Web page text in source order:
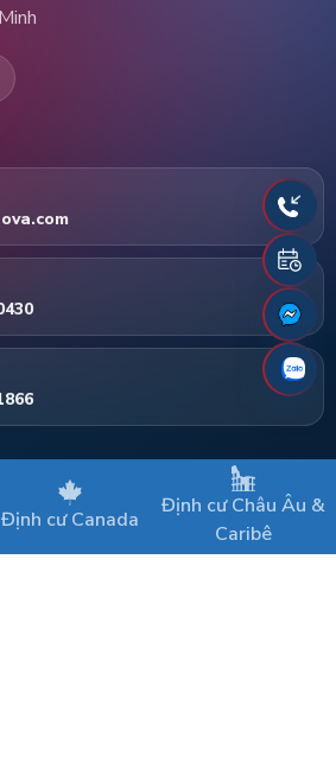
Định cư Canada
Định cư Châu Âu &
Caribê